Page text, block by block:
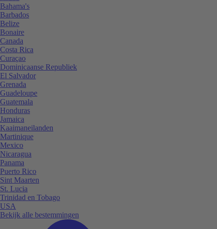
Bahama's
Barbados
Belize
Bonaire
Canada
Costa Rica
Curaçao
Dominicaanse Republiek
El Salvador
Grenada
Guadeloupe
Guatemala
Honduras
Jamaica
Kaaimaneilanden
Martinique
Mexico
Nicaragua
Panama
Puerto Rico
Sint Maarten
St. Lucia
Trinidad en Tobago
USA
Bekijk alle bestemmingen